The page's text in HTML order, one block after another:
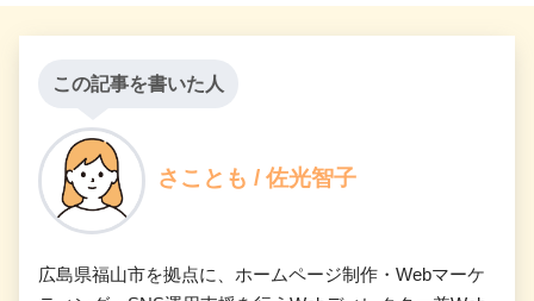
この記事を書いた人
さことも / 佐光智子
広島県福山市を拠点に、ホームページ制作・Webマーケ